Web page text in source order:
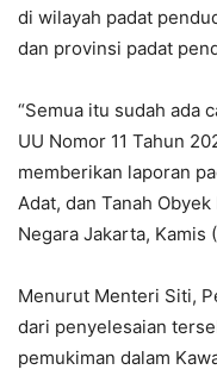
di wilayah padat
dan provinsi padat
“Semua itu sudah ada
UU Nomor 11 Tahun
memberikan laporan
Adat, dan Tanah
Negara Jakarta, Kamis
Menurut Menteri Siti,
dari penyelesaian
pemukiman dalam